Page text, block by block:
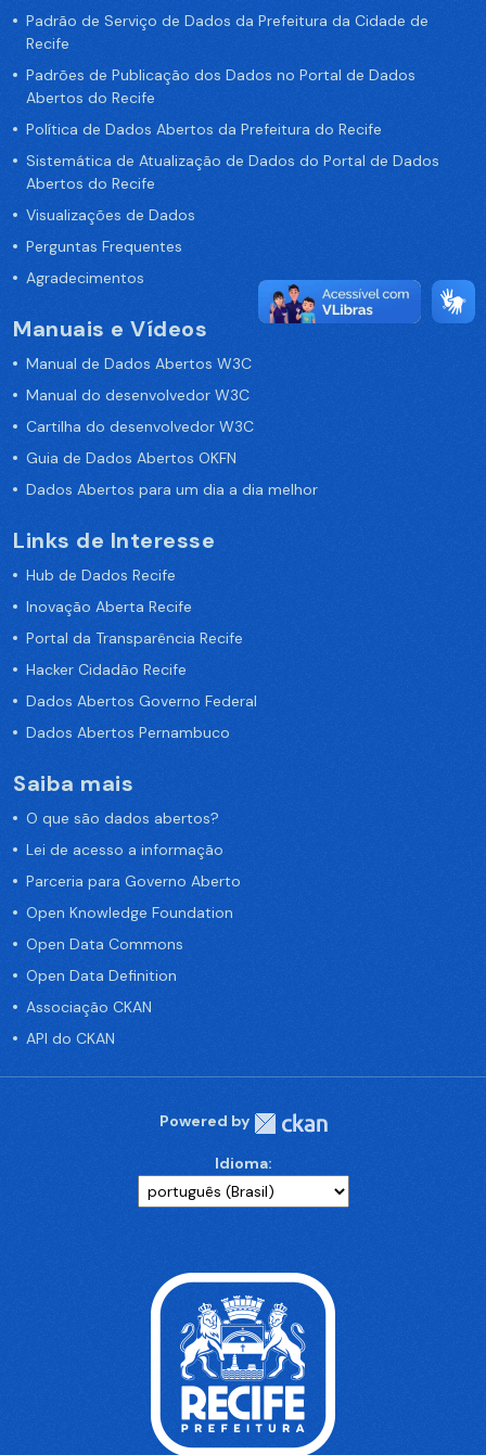
Padrão de Serviço de Dados da Prefeitura da Cidade de
Recife
Padrões de Publicação dos Dados no Portal de Dados
Abertos do Recife
Política de Dados Abertos da Prefeitura do Recife
Sistemática de Atualização de Dados do Portal de Dados
Abertos do Recife
Visualizações de Dados
Perguntas Frequentes
Agradecimentos
Manuais e Vídeos
Manual de Dados Abertos W3C
Manual do desenvolvedor W3C
Cartilha do desenvolvedor W3C
Guia de Dados Abertos OKFN
Dados Abertos para um dia a dia melhor
Links de Interesse
Hub de Dados Recife
Inovação Aberta Recife
Portal da Transparência Recife
Hacker Cidadão Recife
Dados Abertos Governo Federal
Dados Abertos Pernambuco
Saiba mais
O que são dados abertos?
Lei de acesso a informação
Parceria para Governo Aberto
Open Knowledge Foundation
Open Data Commons
Open Data Definition
Associação CKAN
API do CKAN
Powered by
Idioma